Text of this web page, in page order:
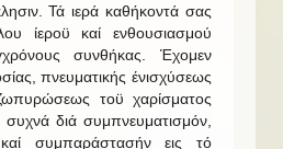
Τά ιερά καθήκοντά σας
ίεροϋ καί ενθουσιασμού
συνθήκας. Έχομεν
πνευματικής ένισχύσεως
τοϋ χαρίσματος
διά συμπνευματισμόν,
συμπαράστασήν εις τό